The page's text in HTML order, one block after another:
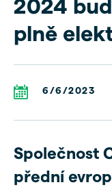
2024
plně
6/6/2023
Společnost
přední